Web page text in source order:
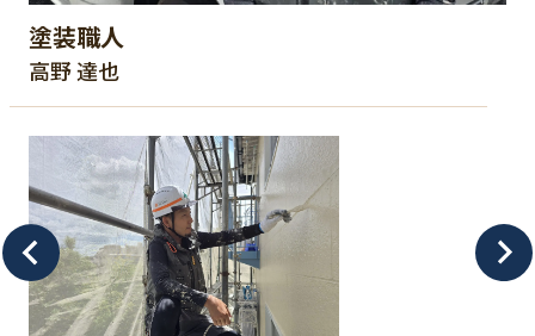
塗装職人
高野 達也